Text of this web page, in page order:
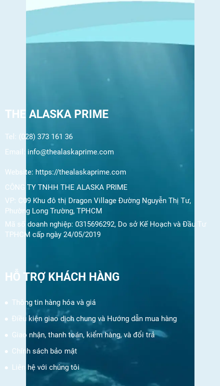
THE ALASKA PRIME
Tel: (028) 373 161 36
Email: info@thealaskaprime.com
Website: https://thealaskaprime.com
CÔNG TY TNHH THE ALASKA PRIME
VP: C09 Khu đô thị Dragon Village Đường Nguyễn Thị Tư,
Phường Long Trường, TPHCM
Mã số doanh nghiệp: 0315696292, Do sở Kế Hoạch và Đầu Tư
TPHCM cấp ngày 24/05/2019
HỖ TRỢ KHÁCH HÀNG
Thông tin hàng hóa và giá
Điều kiện giao dịch chung và Hướng dẫn mua hàng
Giao nhận, thanh toán, kiểm hàng, và đổi trả
Chính sách bảo mật
Liên hệ với chúng tôi